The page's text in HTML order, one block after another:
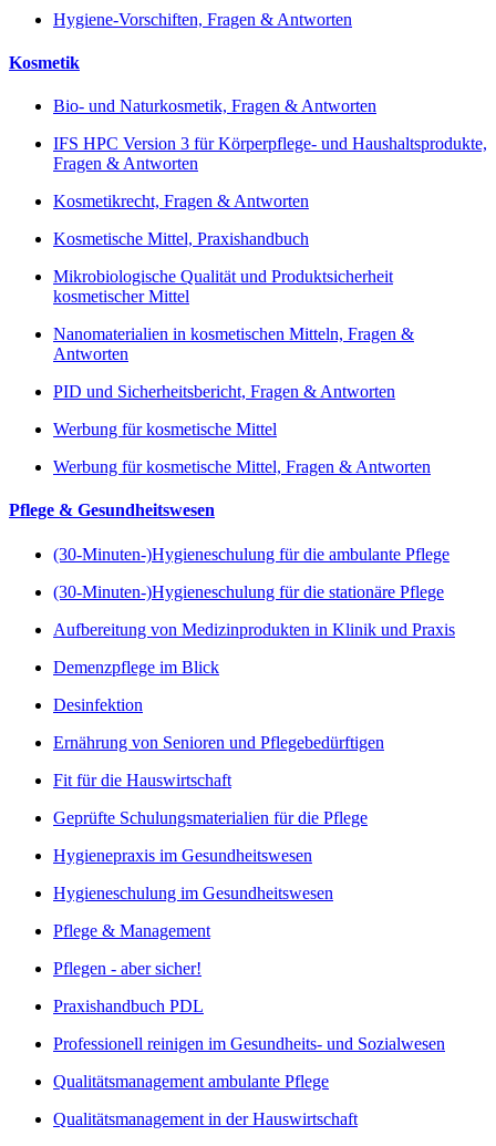
Hygiene-Vorschiften, Fragen & Antworten
Kosmetik
Bio- und Naturkosmetik, Fragen & Antworten
IFS HPC Version 3 für Körperpflege- und Haushaltsprodukte,
Fragen & Antworten
Kosmetikrecht, Fragen & Antworten
Kosmetische Mittel, Praxishandbuch
Mikrobiologische Qualität und Produktsicherheit
kosmetischer Mittel
Nanomaterialien in kosmetischen Mitteln, Fragen &
Antworten
PID und Sicherheitsbericht, Fragen & Antworten
Werbung für kosmetische Mittel
Werbung für kosmetische Mittel, Fragen & Antworten
Pflege & Gesundheitswesen
(30-Minuten-)Hygieneschulung für die ambulante Pflege
(30-Minuten-)Hygieneschulung für die stationäre Pflege
Aufbereitung von Medizinprodukten in Klinik und Praxis
Demenzpflege im Blick
Desinfektion
Ernährung von Senioren und Pflegebedürftigen
Fit für die Hauswirtschaft
Geprüfte Schulungsmaterialien für die Pflege
Hygienepraxis im Gesundheitswesen
Hygieneschulung im Gesundheitswesen
Pflege & Management
Pflegen - aber sicher!
Praxishandbuch PDL
Professionell reinigen im Gesundheits- und Sozialwesen
Qualitätsmanagement ambulante Pflege
Qualitätsmanagement in der Hauswirtschaft